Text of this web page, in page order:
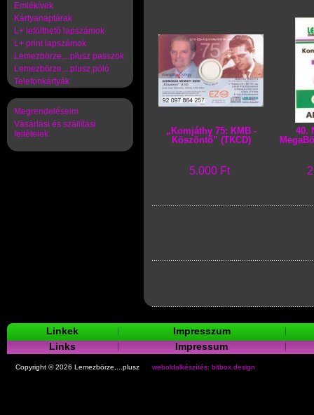
Emlékívek
Kártyanaptárak
L+ letölthető lapszámok
L+ print lapszámok
Lemezbörze,...plusz passzok
Lemezbörze,...plusz póló
Telefonkártyák
Megrendeléseim
Vásárlási és szállítási
feltételek
„Komjáthy 75: KMB -
Köszöntő” (TKCD)
5.000 Ft
40.
Linkek
Impresszum
Links
Impressum
Copyright © 2026 Lemezbörze,...plusz weboldalkészítés: bitbox.design